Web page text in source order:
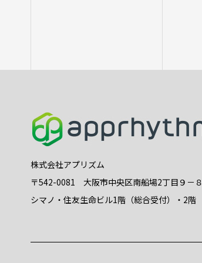
株式会社アプリズム
〒542-0081 大阪市中央区南船場2丁目９－８
シマノ・住友生命ビル1階（総合受付）・2階